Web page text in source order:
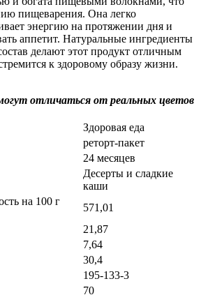
пищеварения. Она легко
энергию на протяжении дня и
аппетит. Натуральные ингредиенты
делают этот продукт отличным
к здоровому образу жизни.
отличаться от реальных цветов
Здоровая еда
реторт-пакет
24 месяцев
Десерты и сладкие
каши
на 100 г
571,01
21,87
7,64
30,4
195-133-3
70